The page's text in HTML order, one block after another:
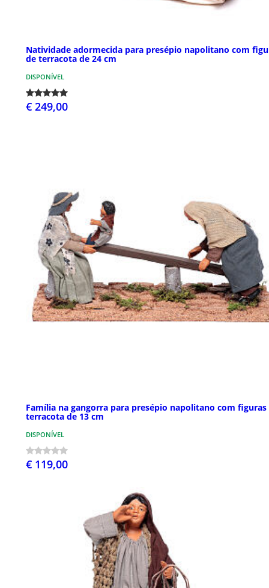
Natividade adormecida para presépio napolitano com
de terracota de 24 cm
DISPONÍVEL
€ 249,00
Família na gangorra para presépio napolitano com figuras
terracota de 13 cm
DISPONÍVEL
€ 119,00